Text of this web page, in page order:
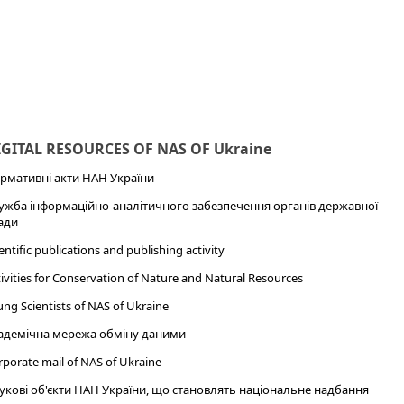
RESOURCES OF NAS OF Ukraine
акти НАН України
інформаційно-аналітичного забезпечення органів державної
publications and publishing activity
for Conservation of Nature and Natural Resources
Scientists of NAS of Ukraine
мережа обміну даними
mail of NAS of Ukraine
об'єкти НАН України, що становлять національне надбання